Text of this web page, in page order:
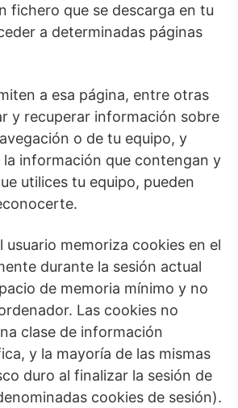
fichero que se descarga en tu
a determinadas páginas
a esa página, entre otras
y recuperar información sobre
o de tu equipo, y
la información que contengan y
utilices tu equipo, pueden
usuario memoriza cookies en el
durante la sesión actual
de memoria mínimo y no
Las cookies no
clase de información
y la mayoría de las mismas
duro al finalizar la sesión de
cookies de sesión).